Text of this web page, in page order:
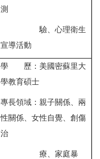
測
驗、心理衛生
宣導活動
學 歷：美國密蘇里大
學教育碩士
專長領域：親子關係、兩
性關係、女性自覺、創傷
治
療、家庭暴